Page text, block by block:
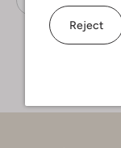
Reject